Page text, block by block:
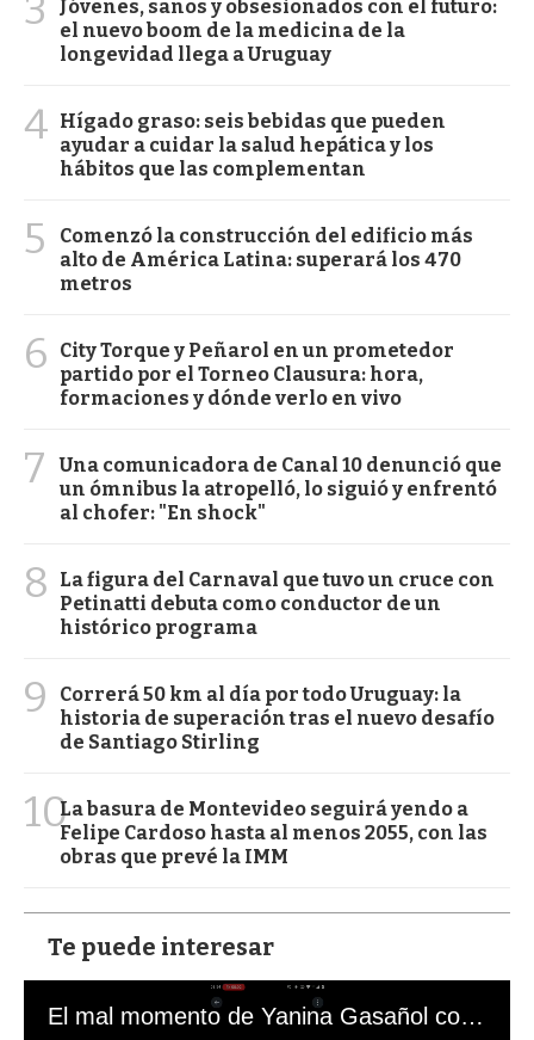
Jóvenes, sanos y obsesionados con el futuro:
el nuevo boom de la medicina de la
longevidad llega a Uruguay
4 Hígado graso: seis bebidas que pueden
ayudar a cuidar la salud hepática y los
hábitos que las complementan
5
Comenzó la construcción del edificio más
alto de América Latina: superará los 470
metros
6
City Torque y Peñarol en un prometedor
partido por el Torneo Clausura: hora,
formaciones y dónde verlo en vivo
7
Una comunicadora de Canal 10 denunció que
un ómnibus la atropelló, lo siguió y enfrentó
al chofer: "En shock"
8
La figura del Carnaval que tuvo un cruce con
Petinatti debuta como conductor de un
histórico programa
9
Correrá 50 km al día por todo Uruguay: la
historia de superación tras el nuevo desafío
de Santiago Stirling
10La basura de Montevideo seguirá yendo a
Felipe Cardoso hasta al menos 2055, con las
obras que prevé la IMM
Te puede interesar
El mal momento de Yanina Gasañol con un hincha argentino en "Subrayado"